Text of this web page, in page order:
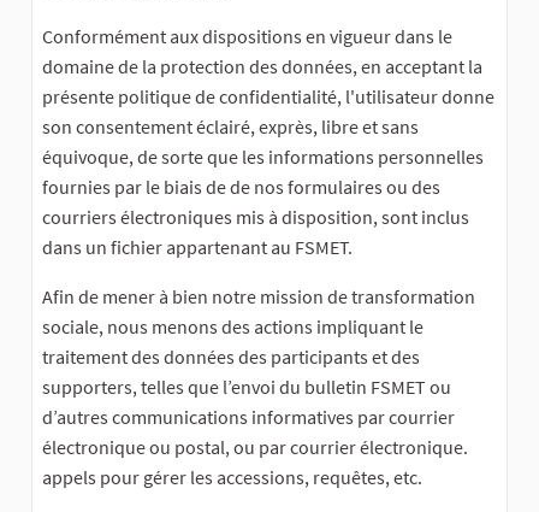
Conformément aux dispositions en vigueur dans le
domaine de la protection des données, en acceptant la
présente politique de confidentialité, l'utilisateur donne
son consentement éclairé, exprès, libre et sans
équivoque, de sorte que les informations personnelles
fournies par le biais de de nos formulaires ou des
courriers électroniques mis à disposition, sont inclus
dans un fichier appartenant au FSMET.
Afin de mener à bien notre mission de transformation
sociale, nous menons des actions impliquant le
traitement des données des participants et des
supporters, telles que l’envoi du bulletin FSMET ou
d’autres communications informatives par courrier
électronique ou postal, ou par courrier électronique.
appels pour gérer les accessions, requêtes, etc.